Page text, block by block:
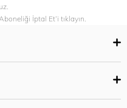
İptal Et’i tıklayın.